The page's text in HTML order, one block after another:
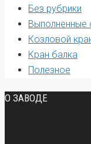
Без рубрики
Выполненные
Козловой
Кран балка
Полезное
О ЗАВОДЕ